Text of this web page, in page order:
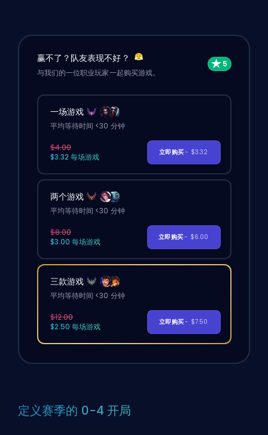
赢不了？队友表现不好？
与我们的一位职业玩家一起购买游戏。
一场游戏
平均等待时间 <30 分钟
$4.00
$3.32 每场游戏
立即购买- $3.32
两个游戏
平均等待时间 <30 分钟
$8.00
$3.00 每场游戏
立即购买- $6.00
三款游戏
平均等待时间 <30 分钟
$12.00
$2.50 每场游戏
立即购买- $7.50
定义赛季的 0-4 开局